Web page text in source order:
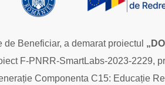
de Beneficiar, a demarat proiectul
F-PNRR-SmartLabs-2023-2229,
Componenta C15: Educație